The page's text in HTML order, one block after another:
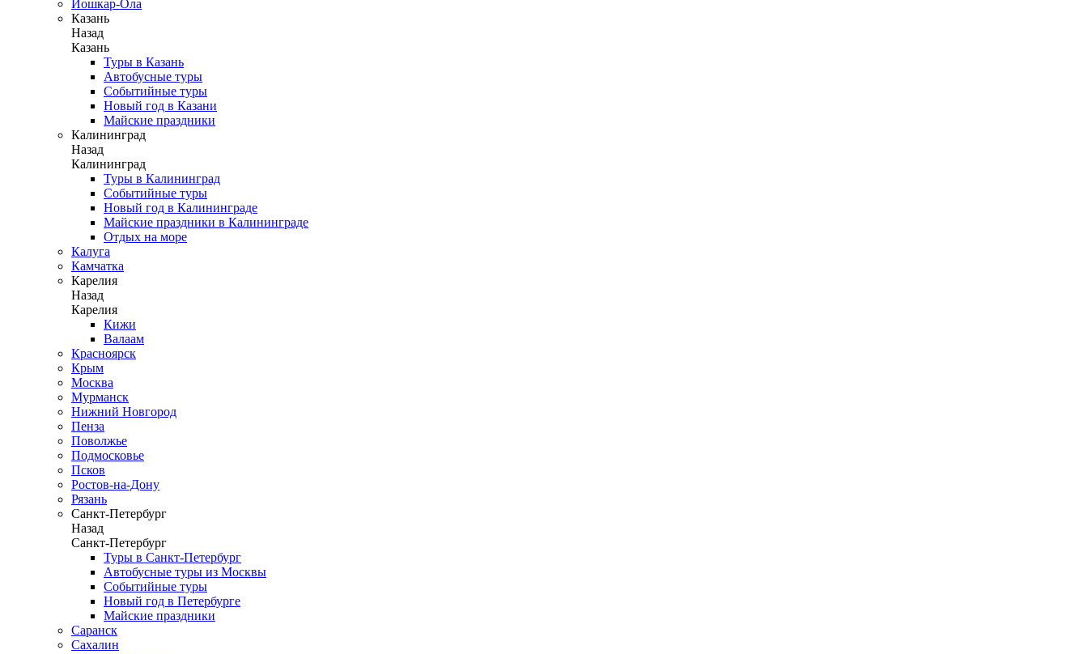
Йошкар-Ола
Казань
Назад
Казань
Туры в Казань
Автобусные туры
Событийные туры
Новый год в Казани
Майские праздники
Калининград
Назад
Калининград
Туры в Калининград
Событийные туры
Новый год в Калининграде
Майские праздники в Калининграде
Отдых на море
Калуга
Камчатка
Карелия
Назад
Карелия
Кижи
Валаам
Красноярск
Крым
Москва
Мурманск
Нижний Новгород
Пенза
Поволжье
Подмосковье
Псков
Ростов-на-Дону
Рязань
Санкт-Петербург
Назад
Санкт-Петербург
Туры в Санкт-Петербург
Автобусные туры из Москвы
Событийные туры
Новый год в Петербурге
Майские праздники
Саранск
Сахалин